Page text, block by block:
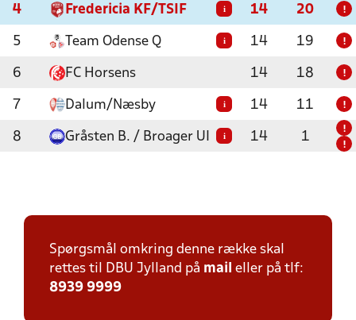
4 Fredericia KF/TSIF i 14 20 !
5 Team Odense Q i 14 19 !
6 FC Horsens 14 18 !
7 Dalum/Næsby i 14 11 !
8 Gråsten B. / Broager UI i 14 1
!
!
Spørgsmål omkring denne række skal
rettes til DBU Jylland på mail eller på tlf:
8939 9999